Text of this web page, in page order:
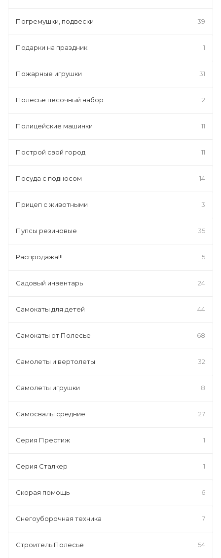
Погремушки, подвески 39
Подарки на праздник 1
Пожарные игрушки 31
Полесье песочный набор 2
Полицейские машинки 11
Построй свой город 11
Посуда с подносом 14
Прицеп с животными 3
Пупсы резиновые 35
Распродажа!!! 5
Садовый инвентарь 24
Самокаты для детей 44
Самокаты от Полесье 68
Самолеты и вертолеты 32
Самолеты игрушки 8
Самосвалы средние 27
Серия Престиж 1
Серия Сталкер 1
Скорая помощь 6
Снегоуборочная техника 7
Строитель Полесье 54